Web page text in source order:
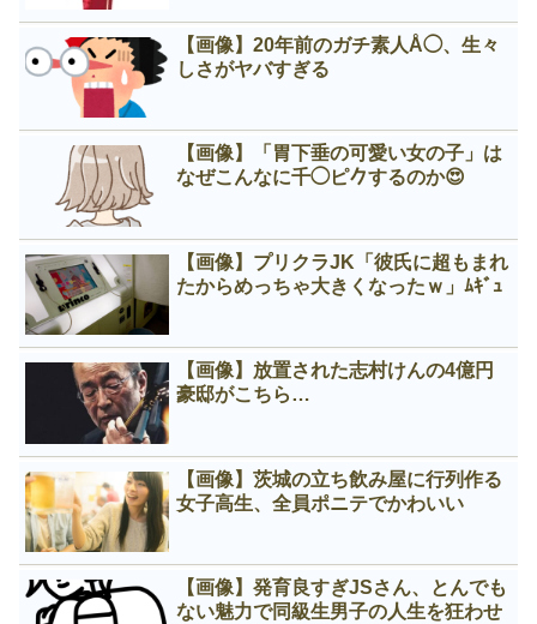
【画像】20年前のガチ素人Å◯、生々
しさがヤバすぎる
【画像】「胃下垂の可愛い女の子」は
なぜこんなに千◯ピ𠂊するのか😍
【画像】プリクラJK「彼氏に超もまれ
たからめっちゃ大きくなったｗ」ﾑｷﾞｭ
【画像】放置された志村けんの4億円
豪邸がこちら…
【画像】茨城の立ち飲み屋に行列作る
女子高生、全員ポニテでかわいい
【画像】発育良すぎJSさん、とんでも
ない魅力で同級生男子の人生を狂わせ